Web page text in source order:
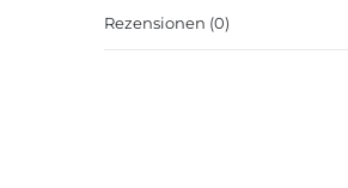
Rezensionen (0)